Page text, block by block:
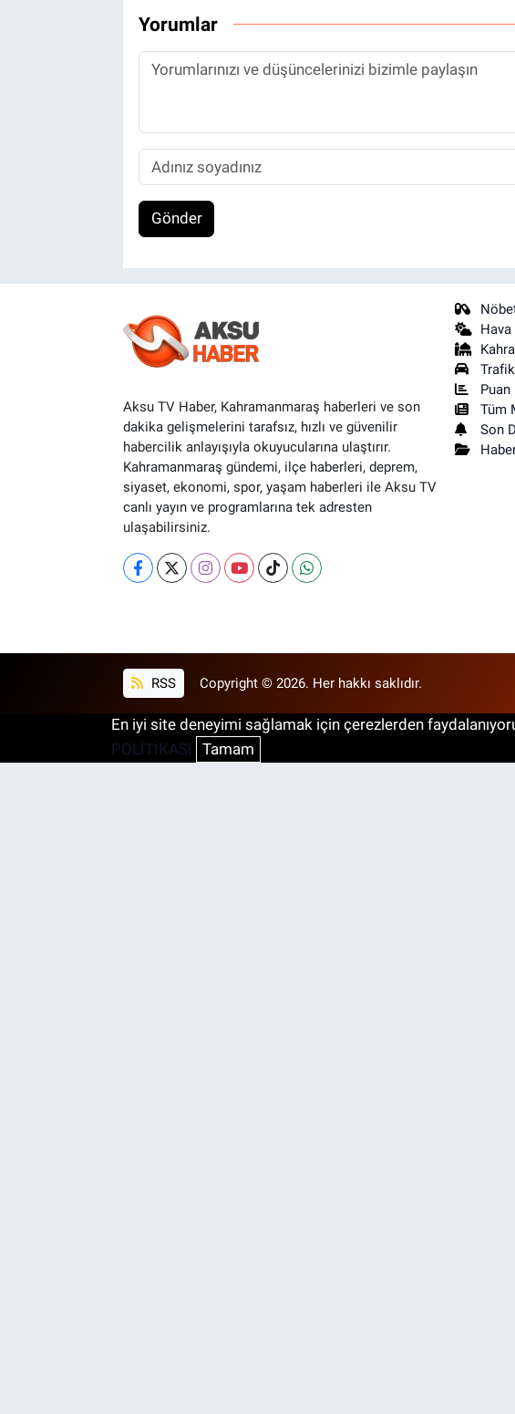
Yorumlar
Gönder
Aksu TV Haber, Kahramanmaraş haberleri ve son
dakika gelişmelerini tarafsız, hızlı ve güvenilir
habercilik anlayışıyla okuyucularına ulaştırır.
Kahramanmaraş gündemi, ilçe haberleri, deprem,
siyaset, ekonomi, spor, yaşam haberleri ile Aksu TV
canlı yayın ve programlarına tek adresten
ulaşabilirsiniz.
Tüm
Son
RSS Copyright © 2026. Her hakkı saklıdır.
En iyi site deneyimi sağlamak için çerezlerden
POLİTİKASI
Tamam